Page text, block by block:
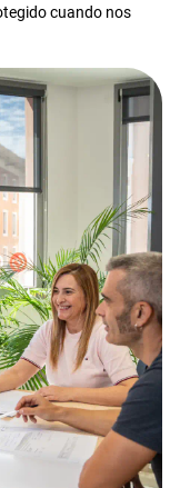
cuando nos